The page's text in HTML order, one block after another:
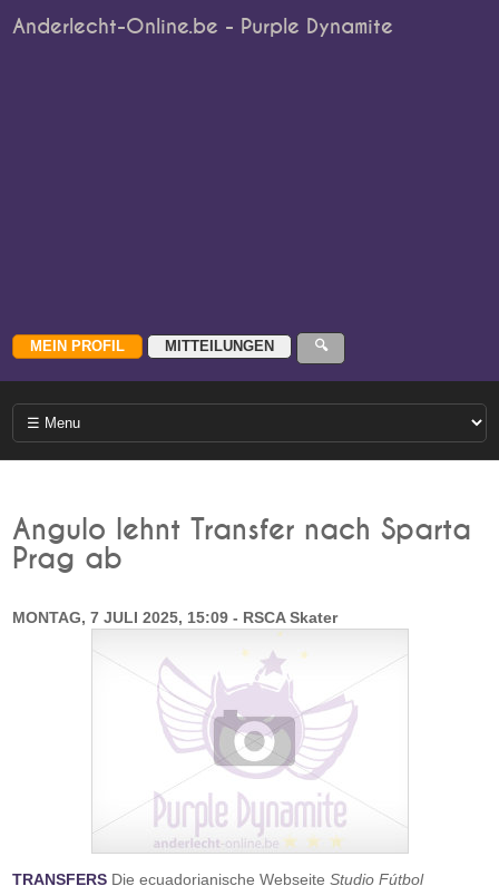
Anderlecht-Online.be - Purple Dynamite
Angulo lehnt Transfer nach Sparta
Prag ab
MONTAG, 7 JULI 2025, 15:09 - RSCA Skater
TRANSFERS Die ecuadorianische WebseiteStudio Fútbol